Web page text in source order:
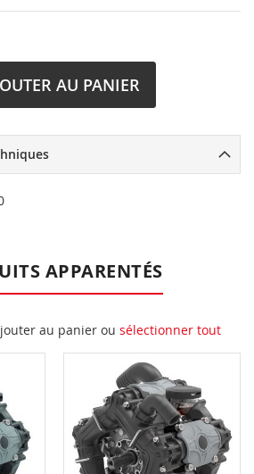
AU PANIER
APPARENTÉS
au panier ou sélectionner tout